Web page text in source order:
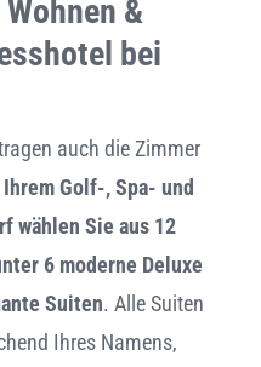
&
bei
auch die Zimmer
Ihrem Golf-, Spa- und
wählen Sie aus 12
6 moderne Deluxe
Suiten. Alle Suiten
Ihres Namens,